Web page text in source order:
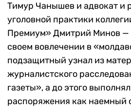
Тимур Чанышев и адвокат и
уголовной практики
Премиум» Дмитрий Минов —
своем вовлечении в
подзащитный узнал из
журналистского
газеты», а до этого
распоряжения как наемный